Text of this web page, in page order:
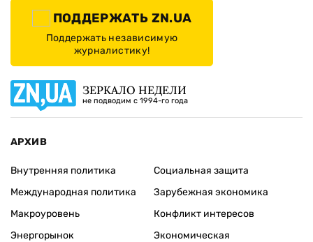
ПОДДЕРЖАТЬ ZN.UA
Поддержать независимую
журналистику!
ЗЕРКАЛО НЕДЕЛИ
не подводим с 1994-го года
АРХИВ
Внутренняя политика
Международная политика
Макроуровень
Энергорынок
Социальная защита
Зарубежная экономика
Конфликт интересов
Экономическая